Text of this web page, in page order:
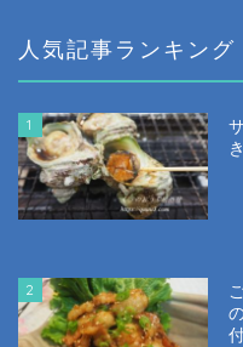
人気記事ランキング
1
2